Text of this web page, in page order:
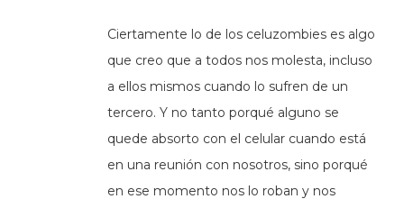
Ciertamente lo de los celuzombies es algo
que creo que a todos nos molesta, incluso
a ellos mismos cuando lo sufren de un
tercero. Y no tanto porqué alguno se
quede absorto con el celular cuando está
en una reunión con nosotros, sino porqué
en ese momento nos lo roban y nos